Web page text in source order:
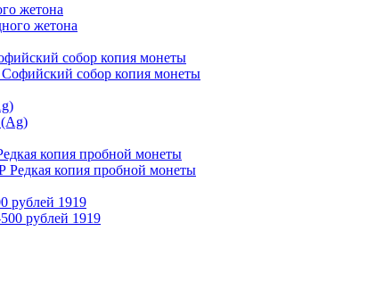
жетона
собор копия монеты
копия пробной монеты
рублей 1919